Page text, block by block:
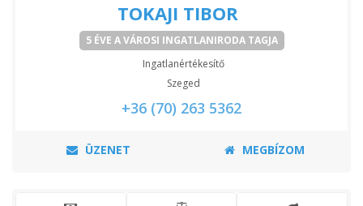
TOKAJI TIBOR
5 ÉVE A VÁROSI INGATLANIRODA TAGJA
Ingatlanértékesítő
Szeged
+36 (70) 263 5362
ÜZENET MEGBÍZOM